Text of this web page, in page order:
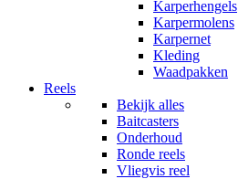
Karperhengels
Karpermolens
Karpernet
Kleding
Waadpakken
Reels
Bekijk alles
Baitcasters
Onderhoud
Ronde reels
Vliegvis reel